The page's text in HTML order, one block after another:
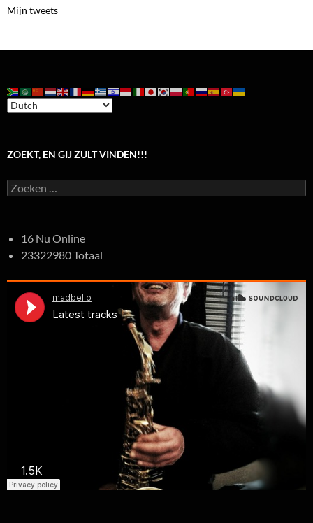
Mijn tweets
ZOEKT, EN GIJ ZULT VINDEN!!!
Zoeken
naar:
16 Nu Online
23322980 Totaal